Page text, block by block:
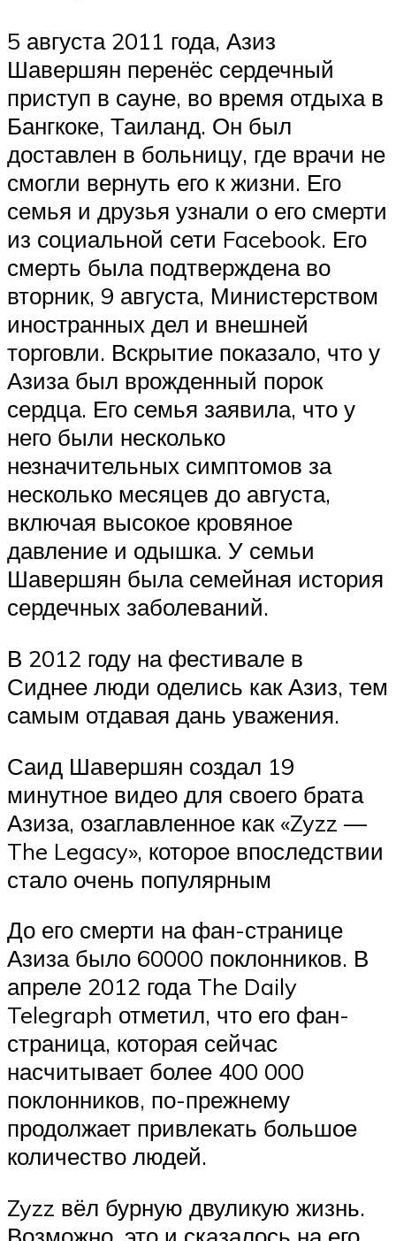
5 августа 2011 года, Азиз
Шавершян перенёс сердечный
приступ в сауне, во время отдыха в
Бангкоке, Таиланд. Он был
доставлен в больницу, где врачи не
смогли вернуть его к жизни. Его
семья и друзья узнали о его смерти
из социальной сети Facebook. Его
смерть была подтверждена во
вторник, 9 августа, Министерством
иностранных дел и внешней
торговли. Вскрытие показало, что у
Азиза был врожденный порок
сердца. Его семья заявила, что у
него были несколько
незначительных симптомов за
несколько месяцев до августа,
включая высокое кровяное
давление и одышка. У семьи
Шавершян была семейная история
сердечных заболеваний.
В 2012 году на фестивале в
Сиднее люди оделись как Азиз, тем
самым отдавая дань уважения.
Саид Шавершян создал 19
минутное видео для своего брата
Азиза, озаглавленное как «Zyzz —
The Legacy», которое впоследствии
стало очень популярным
До его смерти на фан-странице
Азиза было 60000 поклонников. В
апреле 2012 года The Daily
Telegraph отметил, что его фан-
страница, которая сейчас
насчитывает более 400 000
поклонников, по-прежнему
продолжает привлекать большое
количество людей.
Zyzz вёл бурную двуликую жизнь.